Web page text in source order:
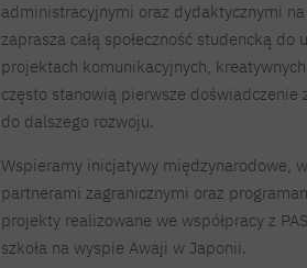
administracyjnymi oraz dydaktycznymi
zaprasza całą społeczność studencką do
projektach komunikacyjnych,
często stanowią pierwsze
do dalszego rozwoju.
Wspieramy inicjatywy międzynarodowe,
partnerami zagranicznymi oraz
projekty realizowane we współpracy z
szkoła na wyspie Awaji w Japonii.